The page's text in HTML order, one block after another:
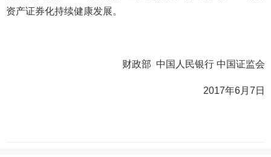
资产证券化持续健康发展。
财政部 中国人民银行 中国证监会
2017年6月7日